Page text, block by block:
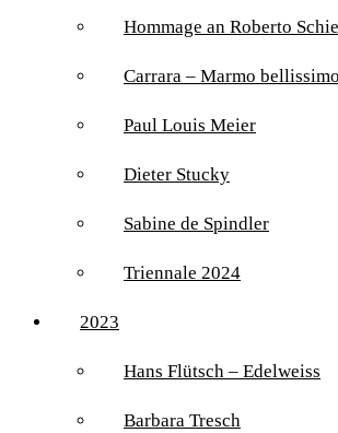
Hommage an Roberto
Carrara – Marmo bellissimo
Paul Louis Meier
Dieter Stucky
Sabine de Spindler
Triennale 2024
2023
Hans Flütsch – Edelweiss
Barbara Tresch